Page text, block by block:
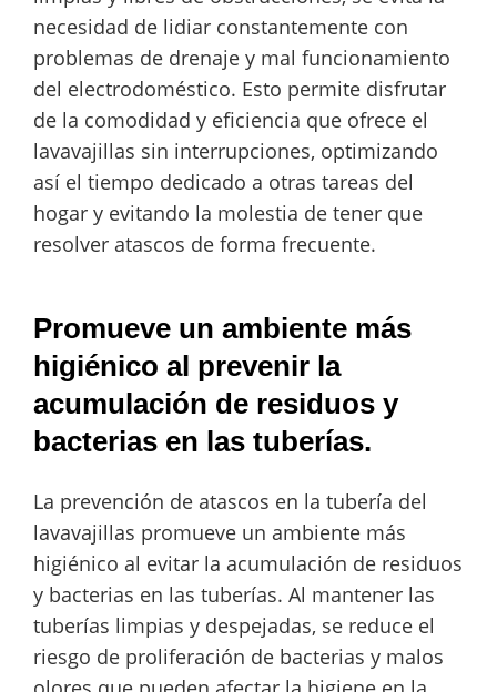
necesidad de lidiar constantemente con
problemas de drenaje y mal funcionamiento
del electrodoméstico. Esto permite disfrutar
de la comodidad y eficiencia que ofrece el
lavavajillas sin interrupciones, optimizando
así el tiempo dedicado a otras tareas del
hogar y evitando la molestia de tener que
resolver atascos de forma frecuente.
Promueve un ambiente más
higiénico al prevenir la
acumulación de residuos y
bacterias en las tuberías.
La prevención de atascos en la tubería del
lavavajillas promueve un ambiente más
higiénico al evitar la acumulación de residuos
y bacterias en las tuberías. Al mantener las
tuberías limpias y despejadas, se reduce el
riesgo de proliferación de bacterias y malos